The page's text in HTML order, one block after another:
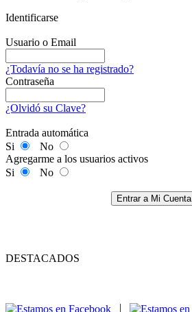
Identificarse
Usuario o Email
¿Todavía no se ha registrado?
Contraseña
¿Olvidó su Clave?
Entrada automática
Si
No
Agregarme a los usuarios activos
Si
No
Entrar a Mi Cuenta
DESTACADOS